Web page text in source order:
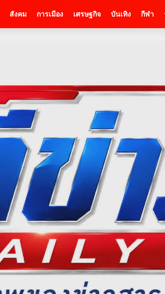
สังคม การเมือง เศรษฐกิจ บันเทิง กีฬา